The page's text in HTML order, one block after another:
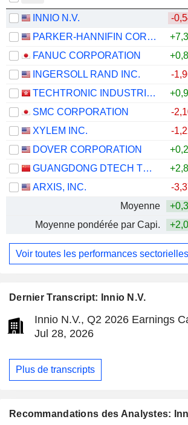
Dernier Transcript: Innio N.V.
Innio N.V., Q2 2026 Earnings
Jul 28, 2026
Plus de transcripts
Recommandations des Analystes:
INNIO N.V. -
PARKER-HANNIFIN CORPORATION
FANUC CORPORATION
INGERSOLL RAND INC.
-
TECHTRONIC INDUSTRIES COMPANY LIMITED
SMC CORPORATION
-
XYLEM INC.
-
DOVER CORPORATION
GUANGDONG DTECH TECHNOLOGY CO., LTD.
ARXIS, INC.
-
Moyenne
Moyenne pondérée par Capi.
Voir toutes les performances sectorielles